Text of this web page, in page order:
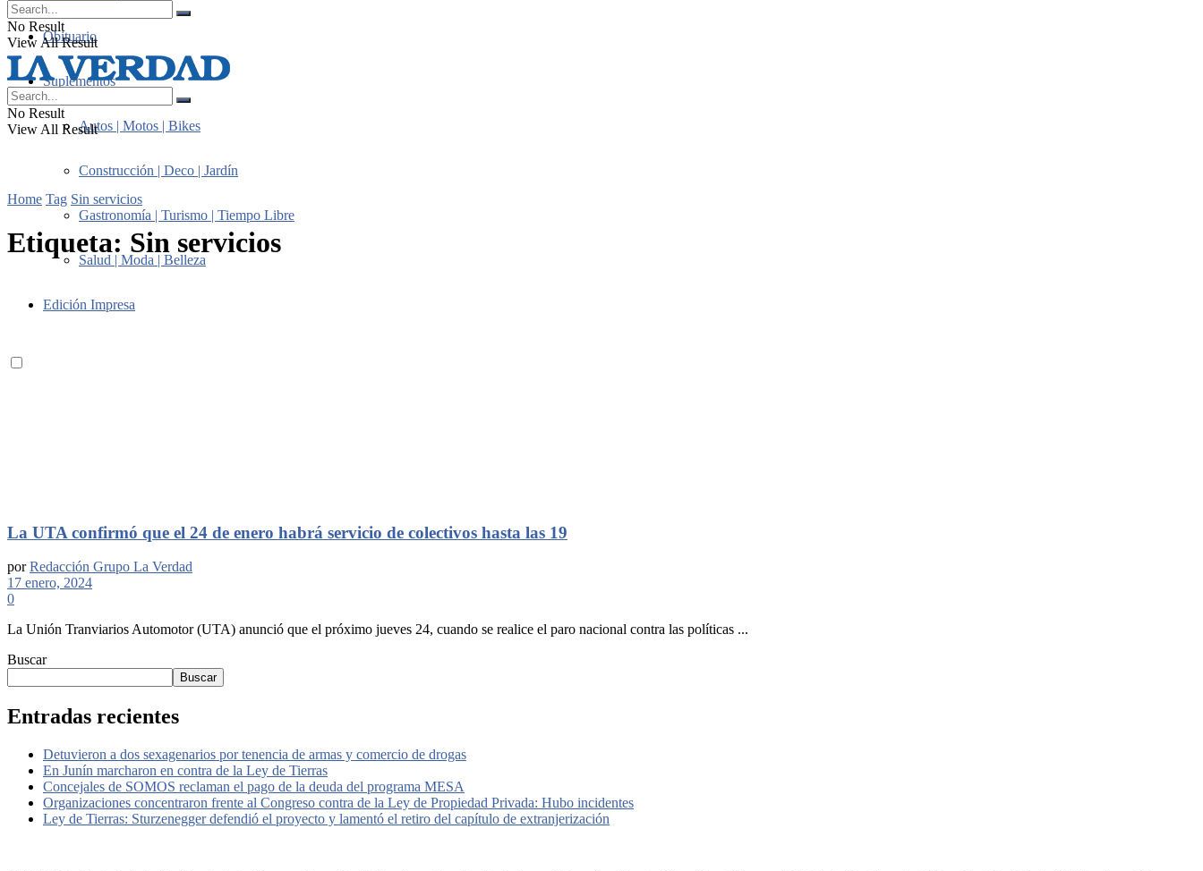
Obituario
Suplementos
Autos | Motos | Bikes
Construcción | Deco | Jardín
Gastronomía | Turismo | Tiempo Libre
Salud | Moda | Belleza
Edición Impresa
No Result
View All Result
No Result
View All Result
Home Tag Sin servicios
Etiqueta: Sin servicios
La UTA confirmó que el 24 de enero habrá servicio de colectivos hasta las 19
por Redacción Grupo La Verdad
17 enero, 2024
0
La Unión Tranviarios Automotor (UTA) anunció que el próximo jueves 24, cuando se realice el paro nacional contra las políticas ...
Buscar
Buscar
Entradas recientes
Detuvieron a dos sexagenarios por tenencia de armas y comercio de drogas
En Junín marcharon en contra de la Ley de Tierras
Concejales de SOMOS reclaman el pago de la deuda del programa MESA
Organizaciones concentraron frente al Congreso contra de la Ley de Propiedad Privada: Hubo incidentes
Ley de Tierras: Sturzenegger defendió el proyecto y lamentó el retiro del capítulo de extranjerización